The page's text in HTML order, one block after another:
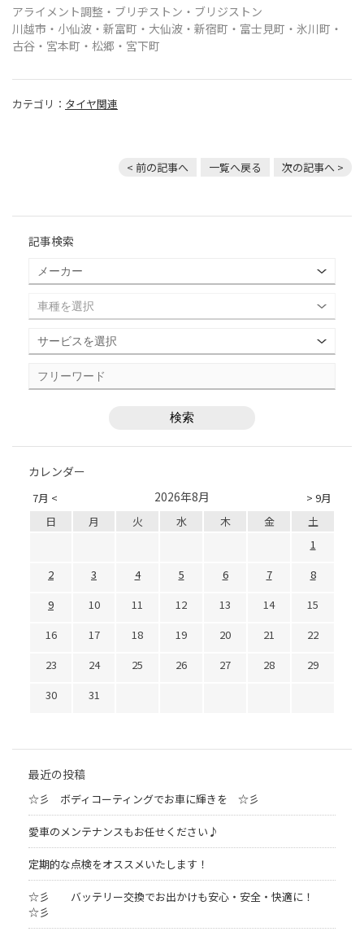
アライメント調整・ブリヂストン・ブリジストン
川越市・ 小仙波・新富町・大仙波・新宿町・富士見町・氷川町・
古谷・宮本町・松郷・宮下町
カテゴリ： タイヤ関連
< 前の記事へ 一覧へ戻る 次の記事へ >
記事検索
カレンダー
7月 < > 9月
2026年8月
日 月 火 水 木 金
土
1
2
3 4 5 6 7
8
9
10 11 12 13 14
15
16
17 18 19 20 21
22
23
24 25 26 27 28
29
30
31
最近の投稿
☆彡 ボディコーティングでお車に輝きを ☆彡
愛車のメンテナンスもお任せください♪
定期的な点検をオススメいたします！
☆彡 バッテリー交換でお出かけも安心・安全・快適に！
☆彡